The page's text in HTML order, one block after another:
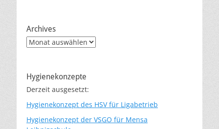
Archives
Archives
Hygienekonzepte
Derzeit ausgesetzt:
Hygienekonzept des HSV für Ligabetrieb
Hygienekonzept der VSGO für Mensa